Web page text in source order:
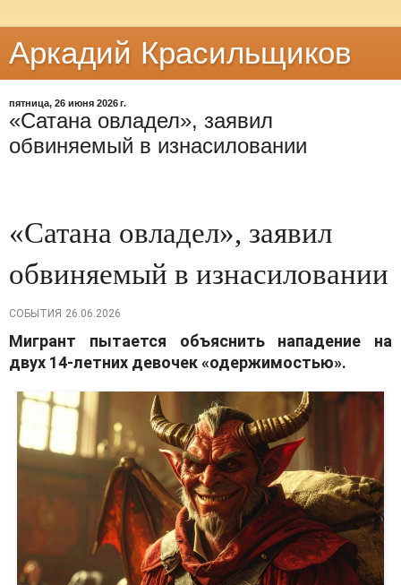
Аркадий Красильщиков
пятница, 26 июня 2026 г.
«Сатана овладел», заявил
обвиняемый в изнасиловании
«Сатана овладел», заявил
обвиняемый в изнасиловании
СОБЫТИЯ 26.06.2026
Мигрант пытается объяснить нападение на
двух 14‑летних девочек «одержимостью».